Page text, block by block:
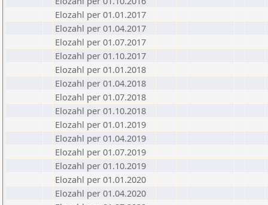
Elozahl per 01.01.2017
Elozahl per 01.04.2017
Elozahl per 01.07.2017
Elozahl per 01.10.2017
Elozahl per 01.01.2018
Elozahl per 01.04.2018
Elozahl per 01.07.2018
Elozahl per 01.10.2018
Elozahl per 01.01.2019
Elozahl per 01.04.2019
Elozahl per 01.07.2019
Elozahl per 01.10.2019
Elozahl per 01.01.2020
Elozahl per 01.04.2020